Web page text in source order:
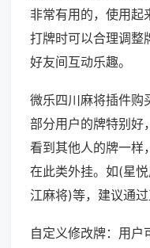
非常有用的，使用起
打牌时可以合理调整
好友间互动乐趣。
微乐四川麻将插件购
部分用户的牌特别好
看到其他人的牌一样
在此类外挂。如(星
江麻将)等，建议通
自定义修改牌：用户